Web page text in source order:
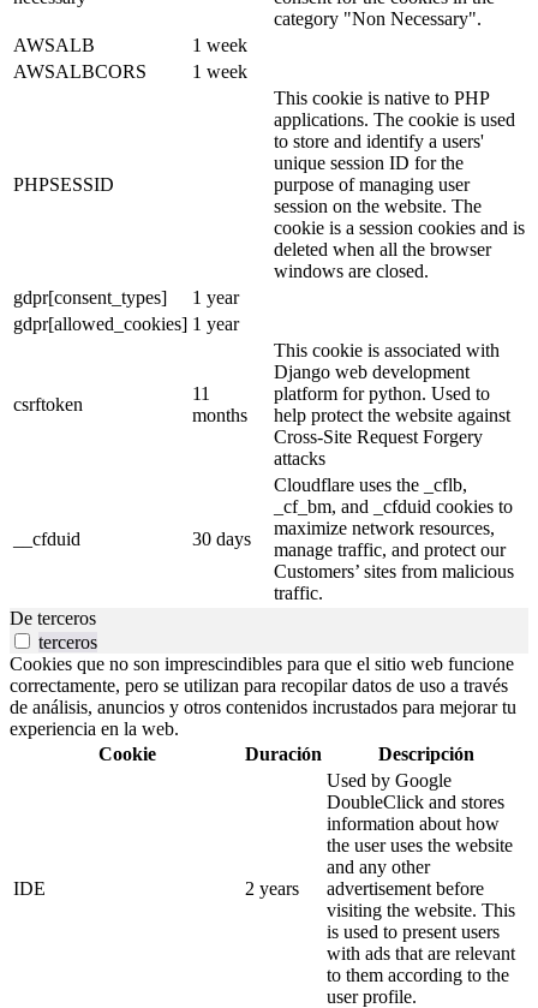
category "Non Necessary".
AWSALB
1 week
AWSALBCORS
1 week
PHPSESSID
This cookie is native to PHP
applications. The cookie is used
to store and identify a users'
unique session ID for the
purpose of managing user
session on the website. The
cookie is a session cookies and is
deleted when all the browser
windows are closed.
gdpr[consent_types]
1 year
gdpr[allowed_cookies] 1 year
csrftoken
11
months
This cookie is associated with
Django web development
platform for python. Used to
help protect the website against
Cross-Site Request Forgery
attacks
__cfduid 30 days
Cloudflare uses the _cflb,
_cf_bm, and _cfduid cookies to
maximize network resources,
manage traffic, and protect our
Customers’ sites from malicious
traffic.
De terceros
terceros
Cookies que no son imprescindibles para que el sitio web funcione
correctamente, pero se utilizan para recopilar datos de uso a través
de análisis, anuncios y otros contenidos incrustados para mejorar tu
experiencia en la web.
Cookie
Duración Descripción
IDE 2 years
Used by Google
DoubleClick and stores
information about how
the user uses the website
and any other
advertisement before
visiting the website. This
is used to present users
with ads that are relevant
to them according to the
user profile.